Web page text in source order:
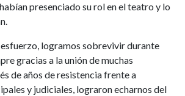
presenciado su rol en el teatro y lo
logramos sobrevivir durante
gracias a la unión de muchas
de años de resistencia frente a
y judiciales, lograron echarnos del